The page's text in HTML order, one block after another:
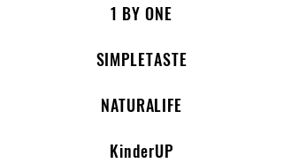
1 BY ONE
SIMPLETASTE
NATURALIFE
KinderUP